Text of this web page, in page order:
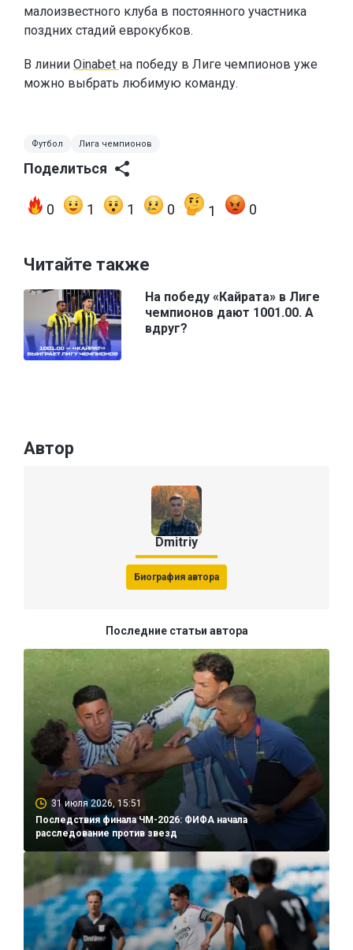
малоизвестного клуба в постоянного участника
поздних стадий еврокубков.
В линии Oinabet на победу в Лиге чемпионов уже
можно выбрать любимую команду.
Футбол Лига чемпионов
Поделиться
0 1 1 0 1 0
Читайте также
На победу «Кайрата» в Лиге
чемпионов дают 1001.00. А
вдруг?
Автор
Dmitriy
Биография автора
Последние статьи автора
31 июля 2026, 15:51
Последствия финала ЧМ-2026: ФИФА начала
расследование против звезд